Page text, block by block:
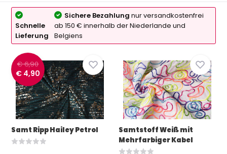
Schnelle
Lieferung
Sichere Bezahlung nur versandkostenfrei
ab 150 € innerhalb der Niederlande und
Belgiens
€ 6,90
€ 4,90
Samt Ripp Hailey Petrol
Samtstoff Weiß mit
Mehrfarbiger Kabel